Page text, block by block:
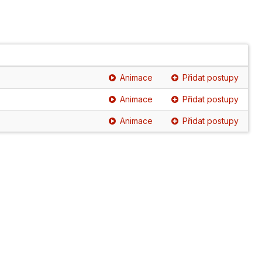
Animace Přidat postupy
Animace Přidat postupy
Animace Přidat postupy